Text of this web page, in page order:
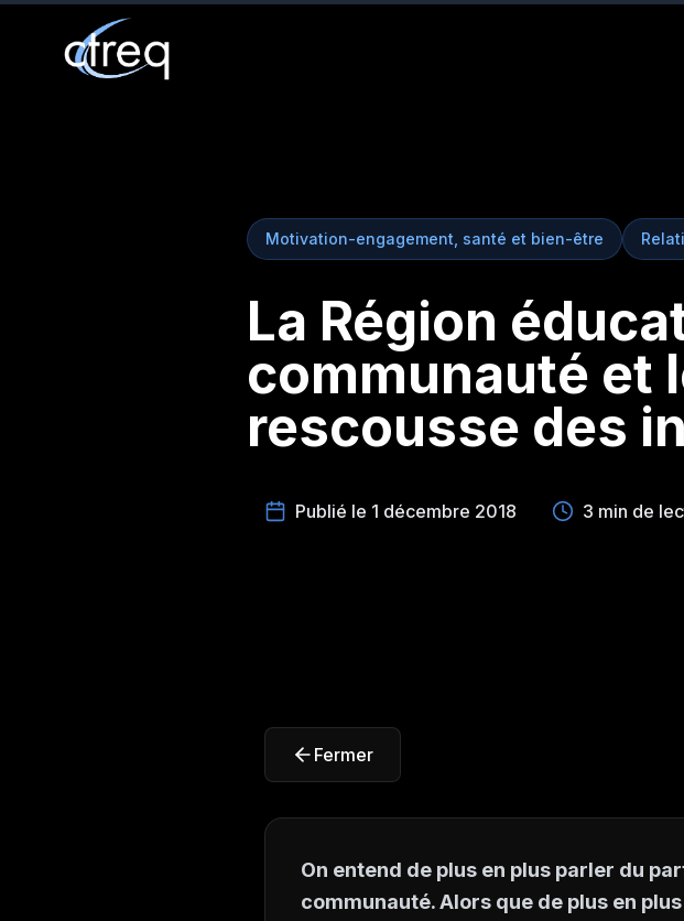
Motivation-engagement, santé et bien-être
La Région
communauté et
rescousse des
Publié le 1 décembre 2018 3 min de
Fermer
On entend de plus en plus parler du
communauté. Alors que de plus en